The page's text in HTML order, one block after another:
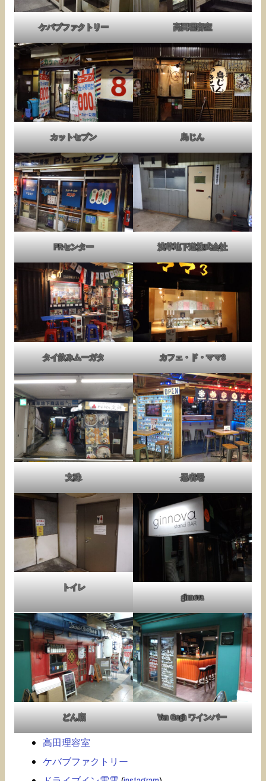
ケバブファクトリー 高田理容室
カットセブン 鳥じん
PRセンター 浅草地下道株式会社
タイ飲みムーガタ カフェ・ド・ママ3
文殊 忍者場
トイレ
ginnova
どん底 Van Gogh ワインバー
高田理容室
ケバブファクトリー